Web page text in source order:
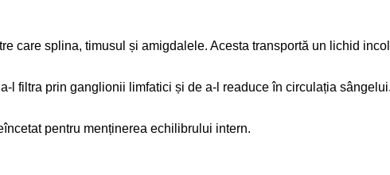
care splina, timusul și amigdalele. Acesta transportă un lichid
filtra prin ganglionii limfatici și de a-l readuce în circulația
pentru menținerea echilibrului intern.